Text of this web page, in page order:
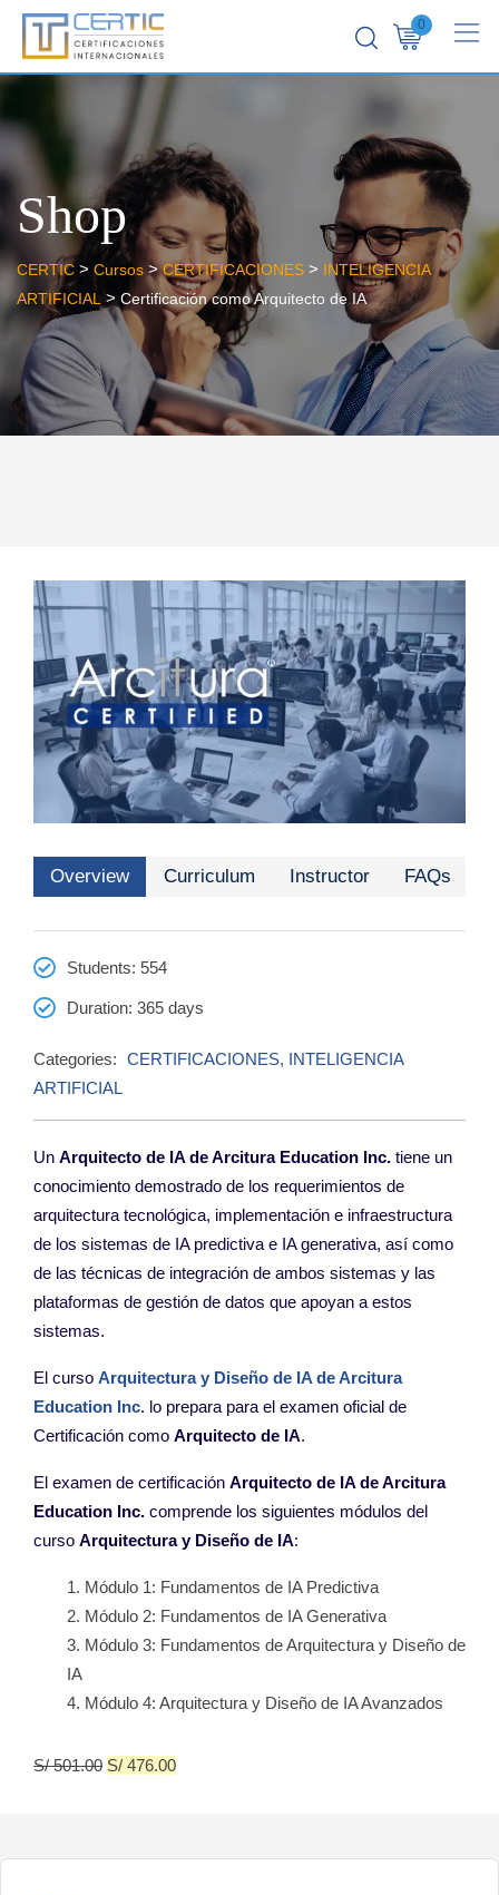
0
Shop
CERTIC > Cursos >CERTIFICACIONES > INTELIGENCIA
ARTIFICIAL > Certificación como Arquitecto de IA
Overview Curriculum Instructor FAQs
Students: 554
Duration: 365 days
Categories: CERTIFICACIONES, INTELIGENCIA
ARTIFICIAL
Un Arquitecto de IA de Arcitura Education Inc. tiene un
conocimiento demostrado de los requerimientos de
arquitectura tecnológica, implementación e infraestructura
de los sistemas de IA predictiva e IA generativa, así como
de las técnicas de integración de ambos sistemas y las
plataformas de gestión de datos que apoyan a estos
sistemas.
El curso Arquitectura y Diseño de IA de Arcitura
Education Inc. lo prepara para el examen oficial de
Certificación como Arquitecto de IA.
El examen de certificación Arquitecto de IA de Arcitura
Education Inc. comprende los siguientes módulos del
curso Arquitectura y Diseño de IA:
Módulo 1: Fundamentos de IA Predictiva
Módulo 2: Fundamentos de IA Generativa
Módulo 3: Fundamentos de Arquitectura y Diseño de
IA
Módulo 4: Arquitectura y Diseño de IA Avanzados
S/501.00 S/ 476.00